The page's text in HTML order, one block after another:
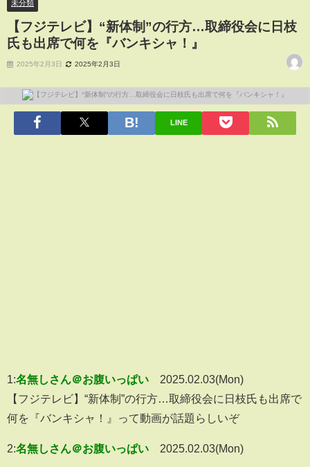
未分類
【フジテレビ】“新体制”の行方…取締役会に日枝
氏も出席で何を『バンキシャ！』
2025年2月3日 2025年2月3日
LINE
1:名無しさん＠お腹いっぱい
2025.02.03(Mon)
【フジテレビ】“新体制”の行方…取締役会に日枝氏も出席で
何を『バンキシャ！』って動画が話題らしいぞ
2:名無しさん＠お腹いっぱい 2025.02.03(Mon)